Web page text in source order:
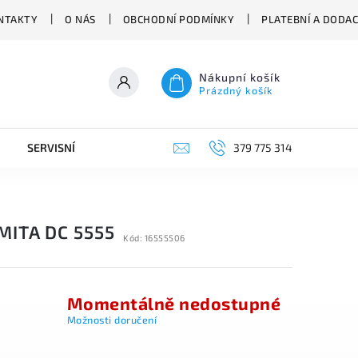
O NÁS OBCHODNÍ PODMÍNKY PLATEBNÍ A
Nákupní košík
Prázdný košík
SERVISNÍ VYSAVAČE 379 775 314
DC 5555 Kód: 16555506
Momentálně nedostupné
Možnosti doručení